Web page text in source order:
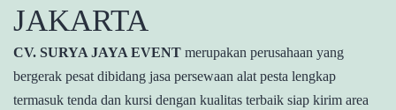
JAKARTA
CV. SURYA JAYA EVENT merupakan perusahaan yang
bergerak pesat dibidang jasa persewaan alat pesta lengkap
termasuk tenda dan kursi dengan kualitas terbaik siap kirim area